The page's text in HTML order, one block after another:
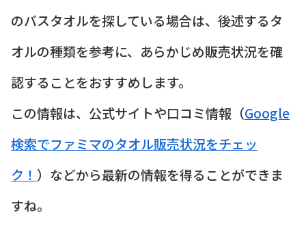
のバスタオルを探している場合は、後述するタ
オルの種類を参考に、あらかじめ販売状況を確
認することをおすすめします。
この情報は、公式サイトや口コミ情報（Google
検索でファミマのタオル販売状況をチェッ
ク！ ）などから最新の情報を得ることができま
すね。